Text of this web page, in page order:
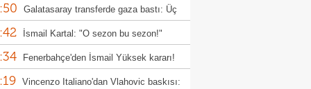
bitirdi!
Galatasaray transferde gaza bastı: Üç
için hamle
İsmail Kartal: "O sezon bu sezon!"
Fenerbahçe'den İsmail Yüksek kararı!
Vincenzo Italiano'dan Vlahovic baskısı: